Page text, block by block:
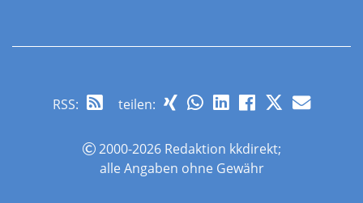
RSS: teilen:
2000-2026 Redaktion kkdirekt;
alle Angaben ohne Gewähr